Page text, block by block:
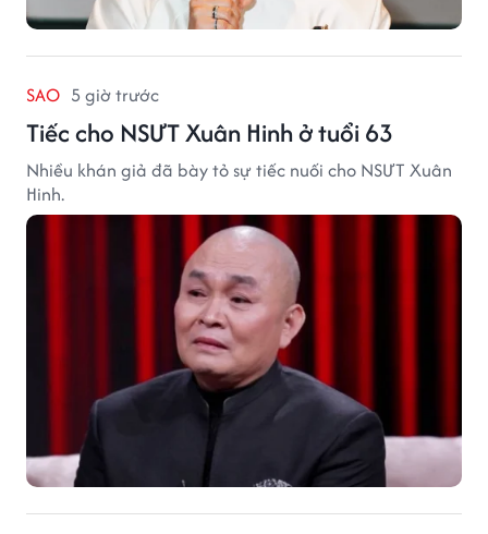
SAO 5 giờ trước
Tiếc cho NSƯT Xuân Hinh ở tuổi 63
Nhiều khán giả đã bày tỏ sự tiếc nuối cho NSƯT Xuân
Hinh.